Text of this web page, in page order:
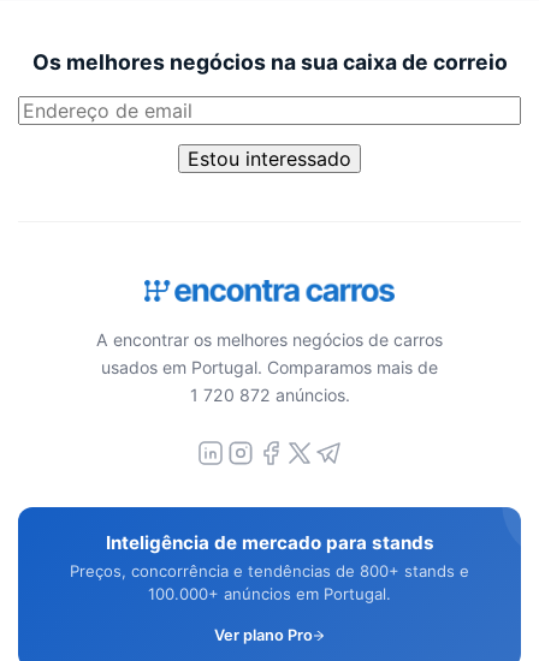
Os melhores negócios na sua caixa de correio
Estou interessado
A encontrar os melhores negócios de carros
usados em Portugal. Comparamos mais de
1 720 872 anúncios.
Inteligência de mercado para stands
Preços, concorrência e tendências de 800+ stands e
100.000+ anúncios em Portugal.
Ver plano Pro